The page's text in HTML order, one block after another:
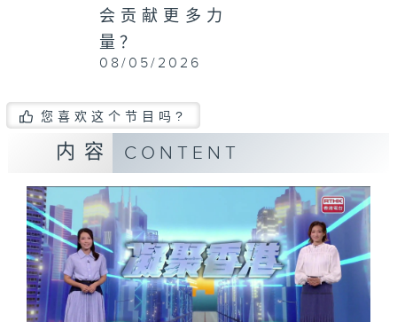
会贡献更多力
量？
08/05/2026
您喜欢这个节目吗?
内容 CONTENT